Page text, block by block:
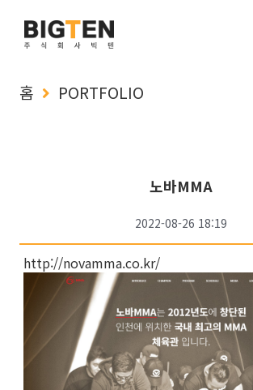
홈 PORTFOLIO
노바MMA
2022-08-26 18:19
http://novamma.co.kr/